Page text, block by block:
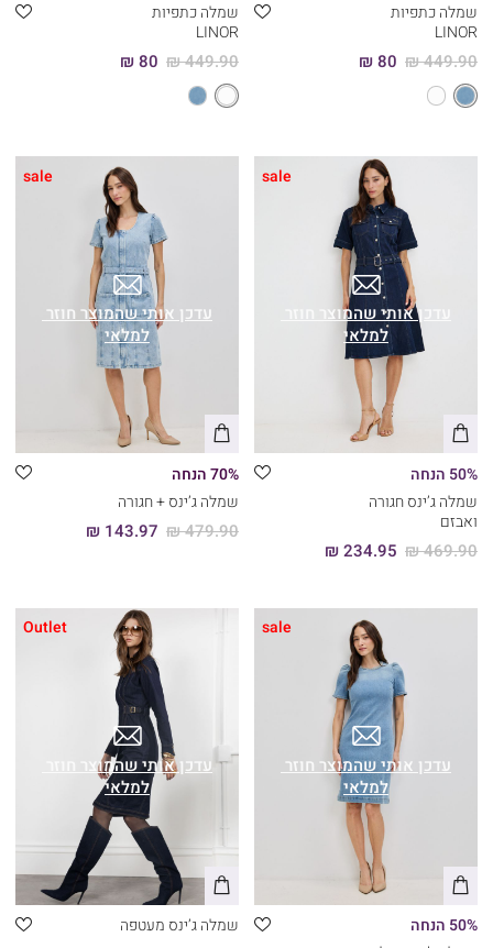
שמלה כתפיות
LINOR
80 ₪ 449.90 ₪
שמלה כתפיות
LINOR
80 ₪ 449.90 ₪
sale
50% הנחה
שמלה ג’ינס חגורה
ואבזם
234.95 ₪ 469.90 ₪
sale
70% הנחה
שמלה ג’ינס + חגורה
143.97 ₪ 479.90 ₪
sale
50% הנחה
Outlet
שמלה ג’ינס מעטפה